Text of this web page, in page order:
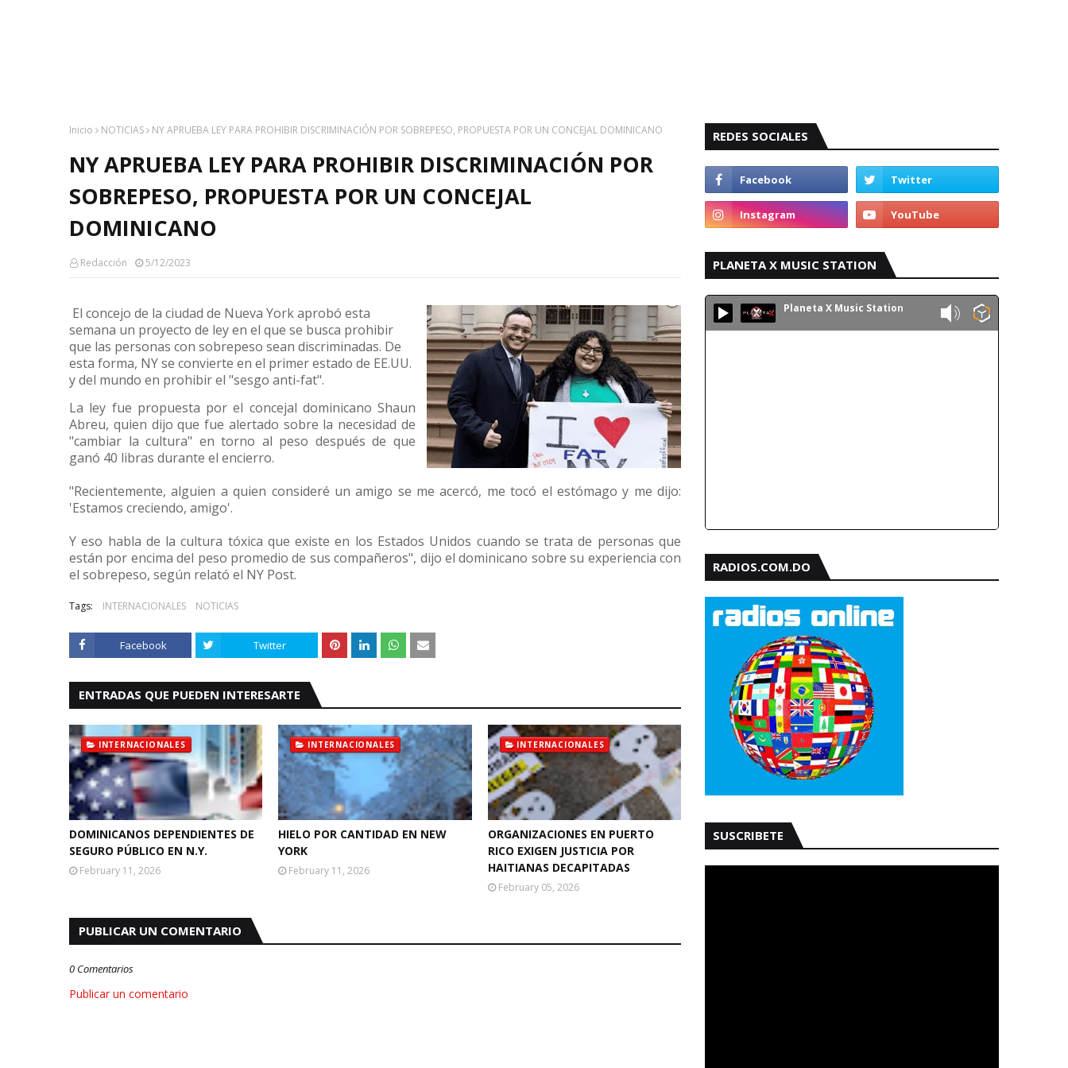
Inicio NOTICIAS NY APRUEBA LEY PARA PROHIBIR DISCRIMINACIÓN POR SOBREPESO, PROPUESTA POR UN CONCEJAL DOMINICANO
NY APRUEBA LEY PARA PROHIBIR DISCRIMINACIÓN POR
SOBREPESO, PROPUESTA POR UN CONCEJAL
DOMINICANO
Redacción 5/12/2023
El concejo de la ciudad de Nueva York aprobó esta
semana un proyecto de ley en el que se busca prohibir
que las personas con sobrepeso sean discriminadas. De
esta forma, NY se convierte en el primer estado de EE.UU.
y del mundo en prohibir el "sesgo anti-fat".
La ley fue propuesta por el concejal dominicano Shaun
Abreu, quien dijo que fue alertado sobre la necesidad de
"cambiar la cultura" en torno al peso después de que
ganó 40 libras durante el encierro.
"Recientemente, alguien a quien consideré un amigo se me acercó, me tocó el estómago y me dijo:
'Estamos creciendo, amigo'.
Y eso habla de la cultura tóxica que existe en los Estados Unidos cuando se trata de personas que
están por encima del peso promedio de sus compañeros", dijo el dominicano sobre su experiencia con
el sobrepeso, según relató el NY Post.
Tags: INTERNACIONALES NOTICIAS
Facebook Twitter
ENTRADAS QUE PUEDEN INTERESARTE
INTERNACIONALES
DOMINICANOS DEPENDIENTES DE
SEGURO PÚBLICO EN N.Y.
February 11, 2026
INTERNACIONALES
HIELO POR CANTIDAD EN NEW
YORK
February 11, 2026
INTERNACIONALES
ORGANIZACIONES EN PUERTO
RICO EXIGEN JUSTICIA POR
HAITIANAS DECAPITADAS
February 05, 2026
PUBLICAR UN COMENTARIO
0 Comentarios
Publicar un comentario
REDES SOCIALES
PLANETA X MUSIC STATION
Planeta X Music Station
RADIOS.COM.DO
SUSCRIBETE